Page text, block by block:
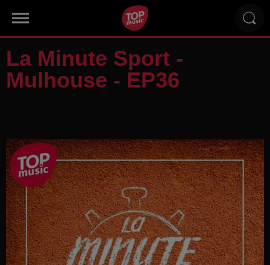
La Minute Sport -
Mulhouse - EP36